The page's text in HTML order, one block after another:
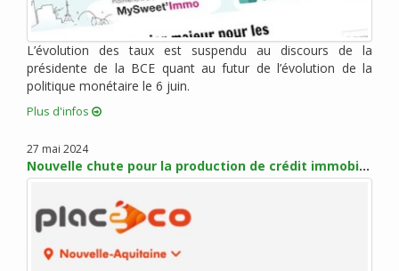
avril 2017 (1)
mars 2017 (7)
février 2017 (10)
janvier 2017 (4)
décembre 2016 (6)
novembre 2016 (7)
octobre 2016 (6)
août 2016 (2)
juillet 2016 (1)
juin 2016 (3)
L’évolution des taux est suspendu au discours de la
présidente de la BCE quant au futur de l’évolution de la
politique monétaire le 6 juin.
Plus d'infos
27 mai 2024
Nouvelle chute pour la production de crédit immobilier